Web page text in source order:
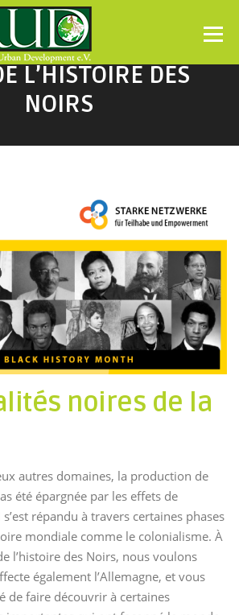
Menü
L’HISTOIRE DES
NOIRS
noires de la
autres domaines, la production de
été épargnée par les effets de
répandu à travers certaines phases
mondiale comme le colonialisme. À
l’histoire des Noirs, nous voulons
également l’Allemagne, et vous
de faire découvrir à certaines